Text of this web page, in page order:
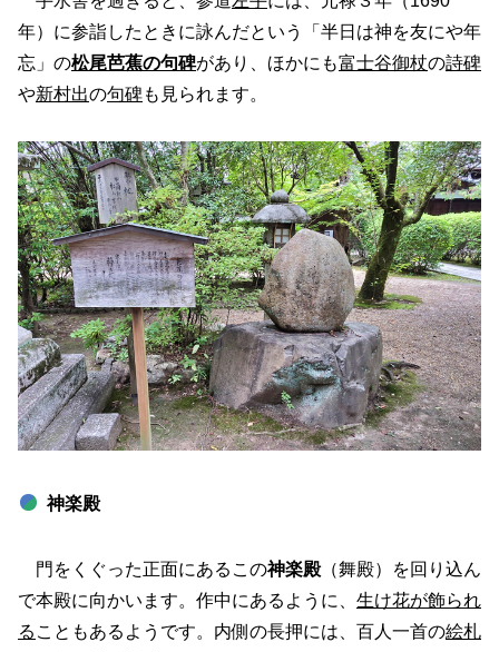
年）に参詣したときに詠んだという「半日は神を友にや年
忘」の松尾芭蕉の句碑があり、ほかにも富士谷御杖の詩碑
や新村出の句碑も見られます。
神楽殿
門をくぐった正面にあるこの神楽殿（舞殿）を回り込ん
で本殿に向かいます。作中にあるように、 生け花が飾られ
る こともあるようです。内側の長押には、百人一首の絵札